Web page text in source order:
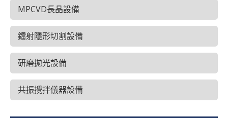
MPCVD長晶設備
鐳射隱形切割設備
研磨拋光設備
共振攪拌儀器設備